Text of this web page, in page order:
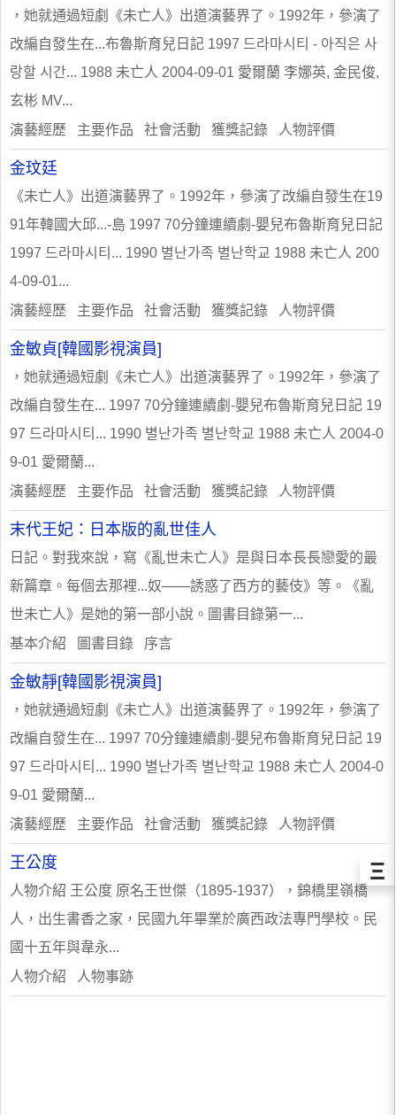
，她就通過短劇《未亡人》出道演藝界了。1992年，參演了
改編自發生在...布魯斯育兒日記 1997 드라마시티 - 아직은 사
랑할 시간... 1988 未亡人 2004-09-01 愛爾蘭 李娜英, 金民俊,
玄彬 MV...
演藝經歷 主要作品 社會活動 獲獎記錄 人物評價
金玟廷
《未亡人》出道演藝界了。1992年，參演了改編自發生在19
91年韓國大邱...-島 1997 70分鐘連續劇-嬰兒布魯斯育兒日記
1997 드라마시티... 1990 별난가족 별난학교 1988 未亡人 200
4-09-01...
演藝經歷 主要作品 社會活動 獲獎記錄 人物評價
金敏貞[韓國影視演員]
，她就通過短劇《未亡人》出道演藝界了。1992年，參演了
改編自發生在... 1997 70分鐘連續劇-嬰兒布魯斯育兒日記 19
97 드라마시티... 1990 별난가족 별난학교 1988 未亡人 2004-0
9-01 愛爾蘭...
演藝經歷 主要作品 社會活動 獲獎記錄 人物評價
末代王妃：日本版的亂世佳人
日記。對我來說，寫《亂世未亡人》是與日本長長戀愛的最
新篇章。每個去那裡...奴——誘惑了西方的藝伎》等。《亂
世未亡人》是她的第一部小說。圖書目錄第一...
基本介紹 圖書目錄 序言
金敏靜[韓國影視演員]
，她就通過短劇《未亡人》出道演藝界了。1992年，參演了
改編自發生在... 1997 70分鐘連續劇-嬰兒布魯斯育兒日記 19
97 드라마시티... 1990 별난가족 별난학교 1988 未亡人 2004-0
9-01 愛爾蘭...
演藝經歷 主要作品 社會活動 獲獎記錄 人物評價
王公度
人物介紹 王公度 原名王世傑（1895-1937），錦橋里嶺橋
人，出生書香之家，民國九年畢業於廣西政法專門學校。民
國十五年與韋永...
人物介紹 人物事跡
Ξ